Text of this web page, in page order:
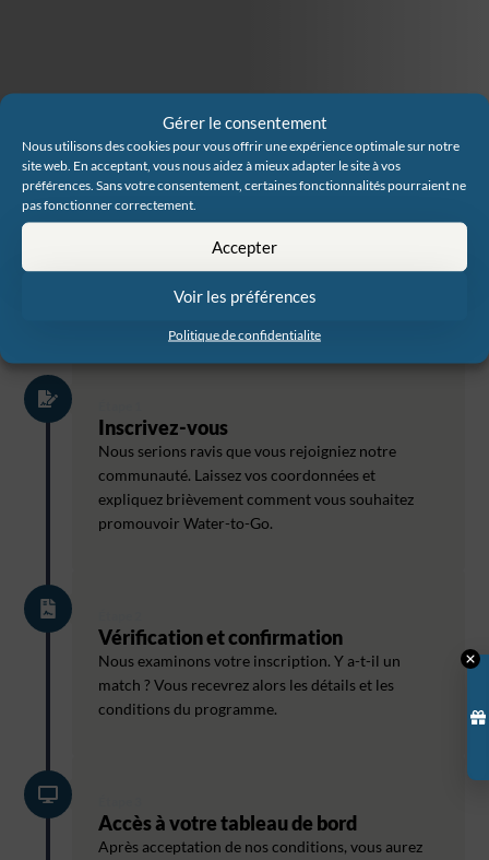
Gérer le consentement
Nous utilisons des cookies pour vous offrir une expérience optimale sur notre
site web. En acceptant, vous nous aidez à mieux adapter le site à vos
préférences. Sans votre consentement, certaines fonctionnalités pourraient ne
pas fonctionner correctement.
Accepter
Voir les préférences
Politique de confidentialite
Comment ça fonctionne
Inscrivez-vous
Nous serions ravis que vous rejoigniez notre
communauté. Laissez vos coordonnées et
expliquez brièvement comment vous souhaitez
promouvoir Water-to-Go.
Vérification et confirmation
Nous examinons votre inscription. Y a-t-il un
match ? Vous recevrez alors les détails et les
conditions du programme.
Accès à votre tableau de bord
Après acceptation de nos conditions, vous aurez